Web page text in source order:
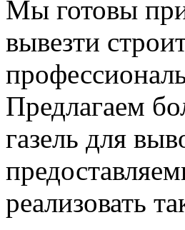
Мы готовы
вывезти
Предлагаем
газель для
реализовать